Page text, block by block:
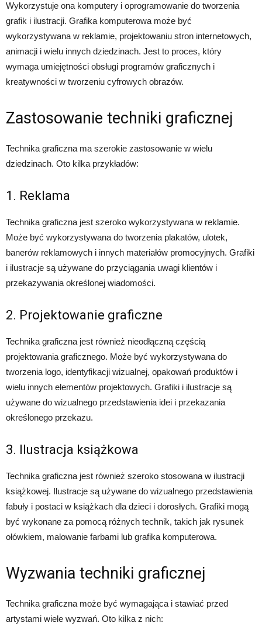
Wykorzystuje ona komputery i oprogramowanie do tworzenia
grafik i ilustracji. Grafika komputerowa może być
wykorzystywana w reklamie, projektowaniu stron internetowych,
animacji i wielu innych dziedzinach. Jest to proces, który
wymaga umiejętności obsługi programów graficznych i
kreatywności w tworzeniu cyfrowych obrazów.
Zastosowanie techniki graficznej
Technika graficzna ma szerokie zastosowanie w wielu
dziedzinach. Oto kilka przykładów:
1. Reklama
Technika graficzna jest szeroko wykorzystywana w reklamie.
Może być wykorzystywana do tworzenia plakatów, ulotek,
banerów reklamowych i innych materiałów promocyjnych. Grafiki
i ilustracje są używane do przyciągania uwagi klientów i
przekazywania określonej wiadomości.
2. Projektowanie graficzne
Technika graficzna jest również nieodłączną częścią
projektowania graficznego. Może być wykorzystywana do
tworzenia logo, identyfikacji wizualnej, opakowań produktów i
wielu innych elementów projektowych. Grafiki i ilustracje są
używane do wizualnego przedstawienia idei i przekazania
określonego przekazu.
3. Ilustracja książkowa
Technika graficzna jest również szeroko stosowana w ilustracji
książkowej. Ilustracje są używane do wizualnego przedstawienia
fabuły i postaci w książkach dla dzieci i dorosłych. Grafiki mogą
być wykonane za pomocą różnych technik, takich jak rysunek
ołówkiem, malowanie farbami lub grafika komputerowa.
Wyzwania techniki graficznej
Technika graficzna może być wymagająca i stawiać przed
artystami wiele wyzwań. Oto kilka z nich: